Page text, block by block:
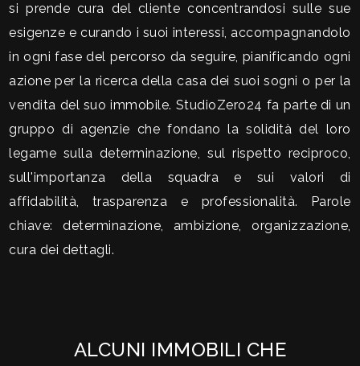
si prende cura del cliente concentrandosi sulle sue
esigenze e curando i suoi interessi, accompagnandolo
in ogni fase del percorso da seguire, pianificando ogni
azione per la ricerca della casa dei suoi sogni o per la
vendita del suo immobile. StudioZero24 fa parte di un
gruppo di agenzie che fondano la solidità del loro
legame sulla determinazione, sul rispetto reciproco,
sull'importanza della squadra e sui valori di
affidabilità, trasparenza e professionalità. Parole
chiave: determinazione, ambizione, organizzazione,
cura dei dettagli.
ALCUNI IMMOBILI CHE
mq
Locali
minimi
Qualsiasi